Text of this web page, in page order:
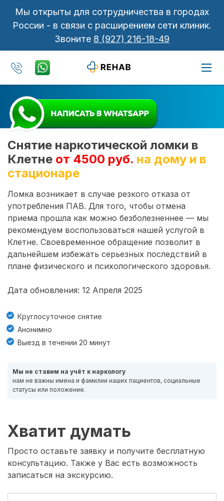
Мы открыты для сотрудничества в городах
России - в связи с расширением сети клиник.
Звоните 8 (927) 216-18-49
Снятие наркотической ломки в
Клетне от 4500 руб. на дому и в
стационаре
Ломка возникает в случае резкого отказа от
употребления ПАВ. Для того, чтобы отмена
приема прошла как можно безболезненнее — мы
рекомендуем воспользоваться нашей услугой в
Клетне. Своевременное обращение позволит в
дальнейшем избежать серьезных последствий в
плане физического и психологического здоровья.
Дата обновления: 12 Апреля 2025
Круглосуточное снятие
Анонимно
Выезд в течении 20 минут
Мы не ставим на учёт к наркологу
нам не важны имена и фамилии наших пациентов, социальные
статусы или положение.
Хватит думать
Просто оставьте заявку и получите бесплатную
консультацию. Также у Вас есть возможность
записаться на экскурсию.